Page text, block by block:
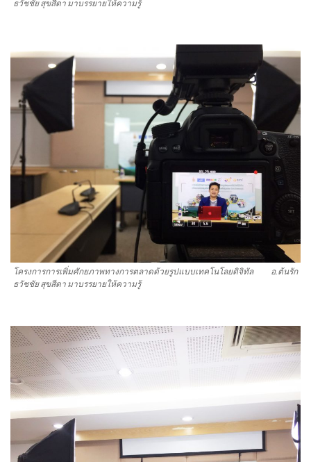
ธวัชชัย สุขสีดา มาบรรยายให้ความรู้
โครงการการเพิ่มศักยภาพทางการตลาดด้วยรูปแบบเทคโนโลยดิจิทัล อ.ต้นรัก
ธวัชชัย สุขสีดา มาบรรยายให้ความรู้